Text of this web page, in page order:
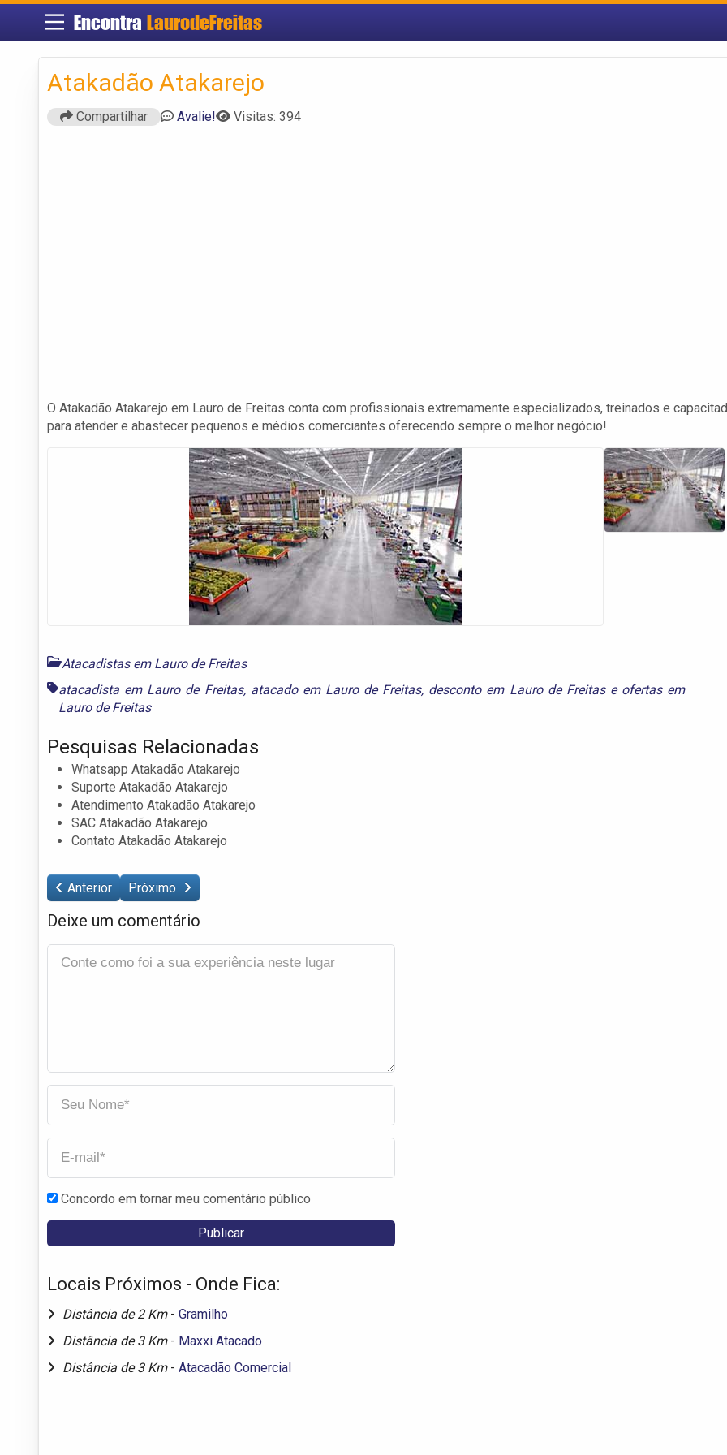
Encontra LaurodeFreitas
Atakadão Atakarejo
Compartilhar Avalie! Visitas: 394
O Atakadão Atakarejo em Lauro de Freitas conta com profissionais extremamente especializados, treinados e
para atender e abastecer pequenos e médios comerciantes oferecendo sempre o melhor negócio!
Atacadistas em Lauro de Freitas
atacadista em Lauro de Freitas, atacado em Lauro de Freitas, desconto em Lauro de Freitase ofertas em
Lauro de Freitas
Pesquisas Relacionadas
Whatsapp Atakadão Atakarejo
Suporte Atakadão Atakarejo
Atendimento Atakadão Atakarejo
SAC Atakadão Atakarejo
Contato Atakadão Atakarejo
Anterior Próximo
Deixe um comentário
Concordo em tornar meu comentário público
Locais Próximos - Onde Fica:
Distância de 2 Km - Gramilho
Distância de 3 Km - Maxxi Atacado
Distância de 3 Km - Atacadão Comercial